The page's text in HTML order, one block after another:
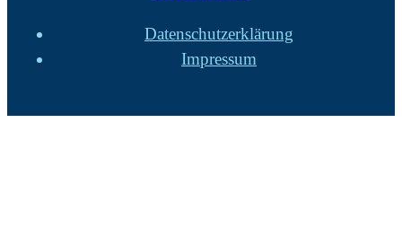
Datenschutzerklärung
Impressum